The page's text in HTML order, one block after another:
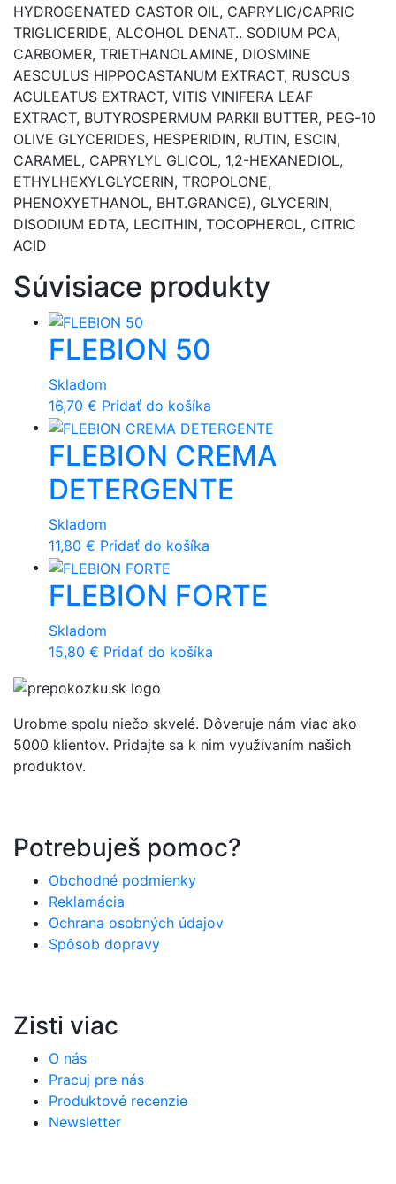
HYDROGENATED CASTOR OIL, CAPRYLIC/CAPRIC
TRIGLICERIDE, ALCOHOL DENAT.. SODIUM PCA,
CARBOMER, TRIETHANOLAMINE, DIOSMINE
AESCULUS HIPPOCASTANUM EXTRACT, RUSCUS
ACULEATUS EXTRACT, VITIS VINIFERA LEAF
EXTRACT, BUTYROSPERMUM PARKII BUTTER, PEG-10
OLIVE GLYCERIDES, HESPERIDIN, RUTIN, ESCIN,
CARAMEL, CAPRYLYL GLICOL, 1,2-HEXANEDIOL,
ETHYLHEXYLGLYCERIN, TROPOLONE,
PHENOXYETHANOL, BHT.GRANCE), GLYCERIN,
DISODIUM EDTA, LECITHIN, TOCOPHEROL, CITRIC
ACID
Súvisiace produkty
FLEBION 50
Skladom
16,70 € Pridať do košíka
FLEBION CREMA
DETERGENTE
Skladom
11,80 € Pridať do košíka
FLEBION FORTE
Skladom
15,80 € Pridať do košíka
Urobme spolu niečo skvelé. Dôveruje nám viac ako
5000 klientov. Pridajte sa k nim využívaním našich
produktov.
Potrebuješ pomoc?
Obchodné podmienky
Reklamácia
Ochrana osobných údajov
Spôsob dopravy
Zisti viac
O nás
Pracuj pre nás
Produktové recenzie
Newsletter